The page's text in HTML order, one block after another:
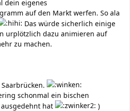
dein eigenes
auf den Markt werfen. So ala
Das würde sicherlich einige
urplötzlich dazu animieren auf
zu machen.
schonmal ein bischen
hat
)